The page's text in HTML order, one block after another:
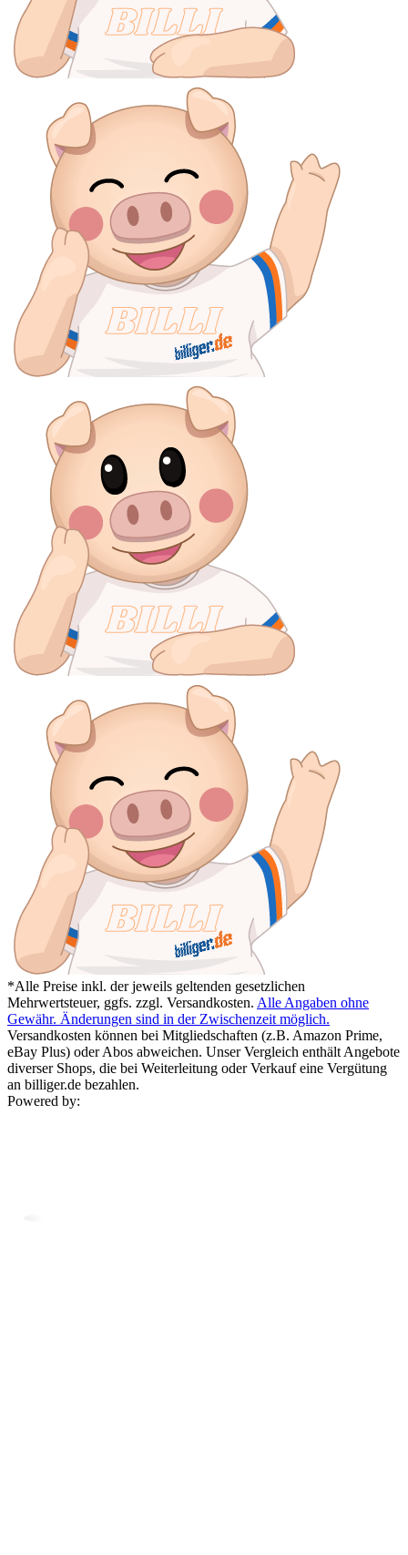
*Alle Preise inkl. der jeweils geltenden gesetzlichen
Mehrwertsteuer, ggfs. zzgl. Versandkosten. Alle Angaben ohne
Gewähr. Änderungen sind in der Zwischenzeit möglich.
Versandkosten können bei Mitgliedschaften (z.B. Amazon Prime,
eBay Plus) oder Abos abweichen. Unser Vergleich enthält Angebote
diverser Shops, die bei Weiterleitung oder Verkauf eine Vergütung
an billiger.de bezahlen.
Powered by: